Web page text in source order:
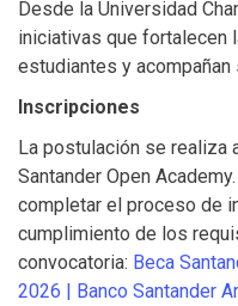
Desde la Universidad
iniciativas que fortalecen
estudiantes y
Inscripciones
La postulación se realiza
Santander Open
completar el proceso de
cumplimiento de los
convocatoria: Beca
2026 | Banco Santander